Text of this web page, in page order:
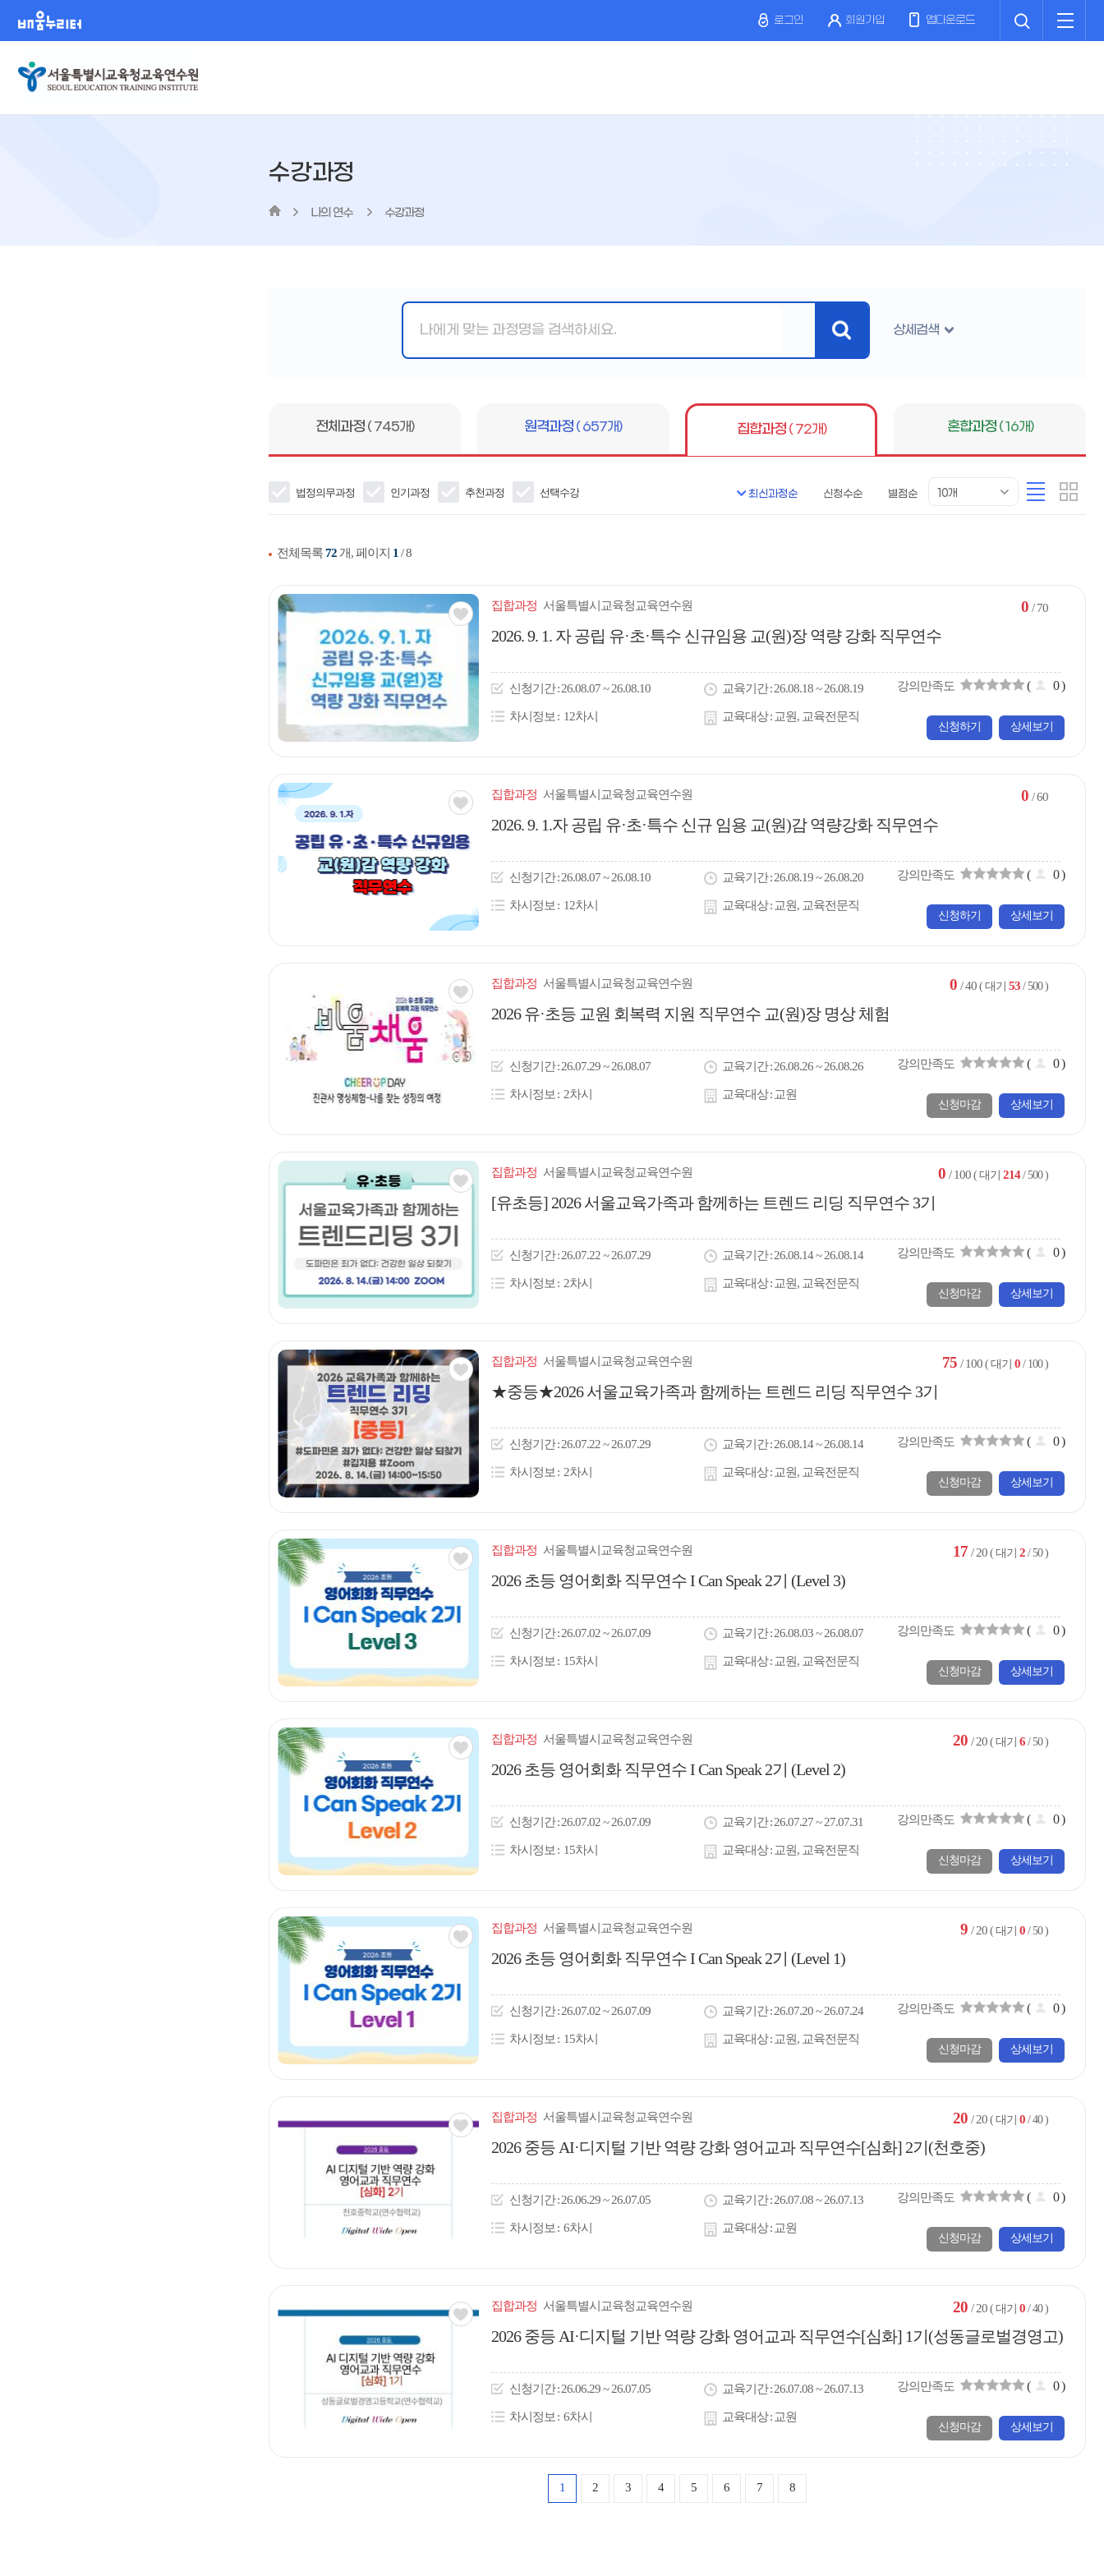
로그인 회원가입 앱다운로드
뉴
수강과정
나의 연수 수강과정
심
검
상세검색
전체과정 ( 745개) 원격과정 ( 657개) 집합과정 ( 72개) 혼합과정 ( 16개)
법정의무과정 인기과정 추천과정 선택수강 최신과정순 신청수순 별점순
목
10개
리
스
카
드
전체목록72 개, 페이지 1/ 8
집합과정 서울특별시교육청교육연수원
관심
2026. 9. 1. 자 공립 유·초·특수 신규임용 교(원)장 역량 강화 직무연수
신청기간 26.08.07 ~ 26.08.10 교육기간 26.08.18 ~ 26.08.19
차시정보 12차시 교육대상 교원, 교육전문직
강의만족도 ( 0)
0 / 70
신청하기 상세보기
집합과정 서울특별시교육청교육연수원
관심
아
2026. 9. 1.자 공립 유·초·특수 신규 임용 교(원)감 역량강화 직무연수
신청기간 26.08.07 ~ 26.08.10 교육기간 26.08.19 ~ 26.08.20
차시정보 12차시 교육대상 교원, 교육전문직
강의만족도 ( 0)
0 / 60
신청하기 상세보기
집합과정 서울특별시교육청교육연수원
관심
아
이
2026 유·초등 교원 회복력 지원 직무연수 교(원)장 명상 체험
신청기간 26.07.29 ~ 26.08.07 교육기간 26.08.26 ~ 26.08.26
차시정보 2차시 교육대상 교원
강의만족도 ( 0)
0 / 40 ( 대기 53 / 500 )
신청마감 상세보기
집합과정 서울특별시교육청교육연수원
관심
아
이
[유초등] 2026 서울교육가족과 함께하는 트렌드 리딩 직무연수 3기
신청기간 26.07.22 ~ 26.07.29 교육기간 26.08.14 ~ 26.08.14
차시정보 2차시 교육대상 교원, 교육전문직
강의만족도 ( 0)
0 / 100 ( 대기 214/ 500 )
신청마감 상세보기
집합과정 서울특별시교육청교육연수원
관심
아
콘
★중등★2026 서울교육가족과 함께하는 트렌드 리딩 직무연수 3기
신청기간 26.07.22 ~ 26.07.29 교육기간 26.08.14 ~ 26.08.14
차시정보 2차시 교육대상 교원, 교육전문직
강의만족도 ( 0)
75 / 100 ( 대기 0 / 100 )
신청마감 상세보기
집합과정 서울특별시교육청교육연수원
관심
아
이
2026 초등 영어회화 직무연수 I Can Speak 2기 (Level 3)
신청기간 26.07.02 ~ 26.07.09 교육기간 26.08.03 ~ 26.08.07
차시정보 15차시 교육대상 교원, 교육전문직
강의만족도 ( 0)
17 / 20 ( 대기 2 / 50 )
신청마감 상세보기
집합과정 서울특별시교육청교육연수원
관심
아
이
2026 초등 영어회화 직무연수 I Can Speak 2기 (Level 2)
신청기간 26.07.02 ~ 26.07.09 교육기간 26.07.27 ~ 27.07.31
차시정보 15차시 교육대상 교원, 교육전문직
강의만족도 ( 0)
20 / 20 ( 대기 6 / 50 )
신청마감 상세보기
집합과정 서울특별시교육청교육연수원
관심
아
이
2026 초등 영어회화 직무연수 I Can Speak 2기 (Level 1)
신청기간 26.07.02 ~ 26.07.09 교육기간 26.07.20 ~ 26.07.24
차시정보 15차시 교육대상 교원, 교육전문직
강의만족도 ( 0)
9 / 20 ( 대기 0 / 50 )
신청마감 상세보기
집합과정 서울특별시교육청교육연수원
관심
2026 중등 AI·디지털 기반 역량 강화 영어교과 직무연수[심화] 2기(천호중)
신청기간 26.06.29 ~ 26.07.05 교육기간 26.07.08 ~ 26.07.13
차시정보 6차시 교육대상 교원
강의만족도 ( 0)
20 / 20 ( 대기 0 / 40 )
신청마감 상세보기
집합과정 서울특별시교육청교육연수원
관심
2026 중등 AI·디지털 기반 역량 강화 영어교과 직무연수[심화] 1기(성동글로벌경영고)
신청기간 26.06.29 ~ 26.07.05 교육기간 26.07.08 ~ 26.07.13
차시정보 6차시 교육대상 교원
강의만족도 ( 0)
20 / 20 ( 대기 0 / 40 )
신청마감 상세보기
1 2 3 4 5 6 7 8